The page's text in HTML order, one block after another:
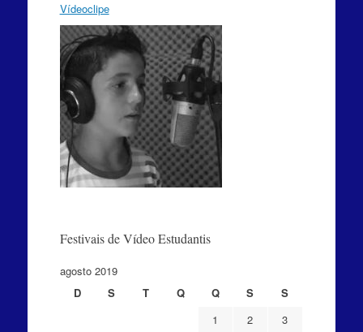
Vídeoclipe
Festivais de Vídeo Estudantis
agosto 2019
D
S T Q Q S
S
1
2
3